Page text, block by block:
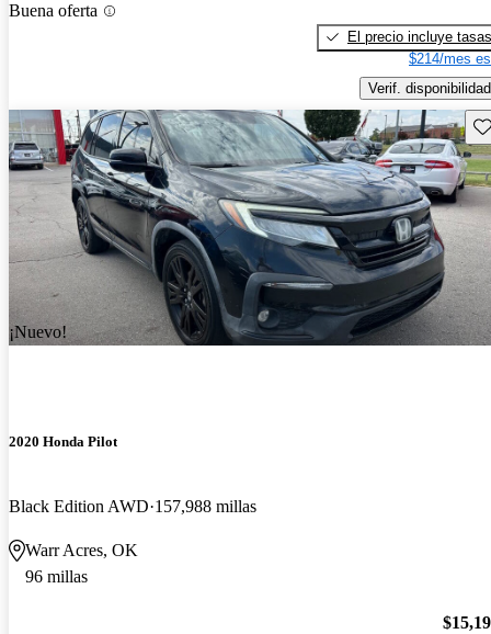
Buena oferta
El precio incluye tasas
$214/mes
Verif. disponibilidad
¡Nuevo!
2020 Honda Pilot
Black Edition AWD 157,988 millas
Warr Acres, OK
96 millas